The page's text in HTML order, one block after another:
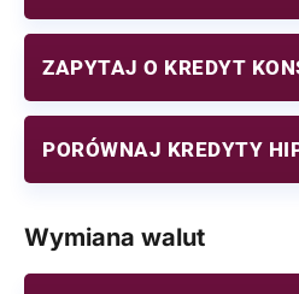
ZAPYTAJ O KREDYT
PORÓWNAJ KREDYTY
Wymiana walut